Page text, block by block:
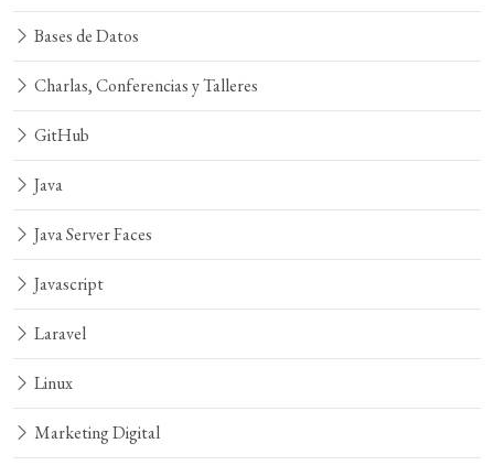
Bases de Datos
Charlas, Conferencias y Talleres
GitHub
Java
Java Server Faces
Javascript
Laravel
Linux
Marketing Digital